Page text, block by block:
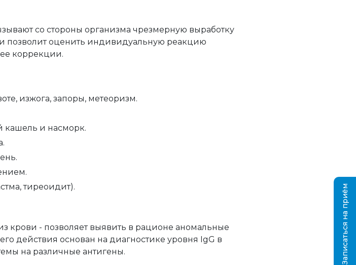
со стороны организма чрезмерную выработку
позволит оценить индивидуальную реакцию
коррекции.
изжога, запоры, метеоризм.
кашель и насморк.
тиреоидит).
крови - позволяет выявить в рационе аномальные
действия основан на диагностике уровня IgG в
на различные антигены.
Записаться на приём